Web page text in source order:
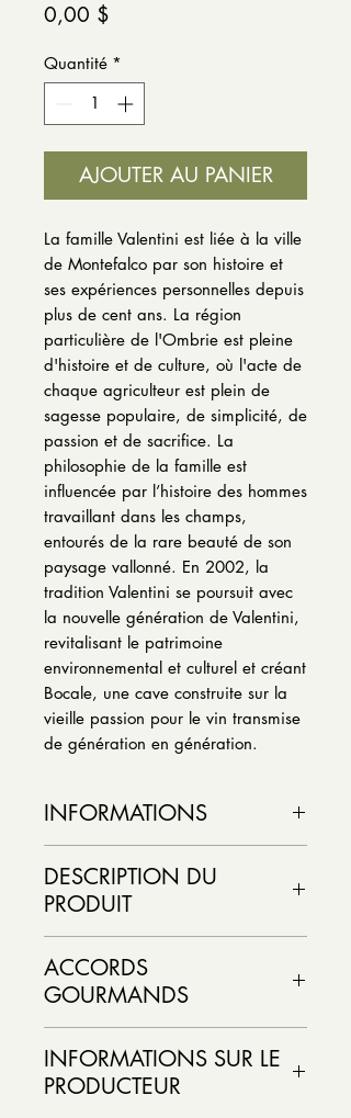
0,00 $
Quantité *
AJOUTER AU PANIER
La famille Valentini est liée à la ville
de Montefalco par son histoire et
ses expériences personnelles depuis
plus de cent ans. La région
particulière de l'Ombrie est pleine
d'histoire et de culture, où l'acte de
chaque agriculteur est plein de
sagesse populaire, de simplicité, de
passion et de sacrifice. La
philosophie de la famille est
influencée par l’histoire des hommes
travaillant dans les champs,
entourés de la rare beauté de son
paysage vallonné. En 2002, la
tradition Valentini se poursuit avec
la nouvelle génération de Valentini,
revitalisant le patrimoine
environnemental et culturel et créant
Bocale, une cave construite sur la
vieille passion pour le vin transmise
de génération en génération.
INFORMATIONS
Couleur :
Pays :
Cépage :
Alcool/vol :
Format : 750 ml / caisse de 6
Statut : Importation Privée
FICHE DESCRIPTIVE DÉTAILLÉE
DESCRIPTION DU
PRODUIT
ACCORDS
GOURMANDS
posson, des plats de poissons,
légumes grillés, viande blanche
INFORMATIONS SUR LE
PRODUCTEUR